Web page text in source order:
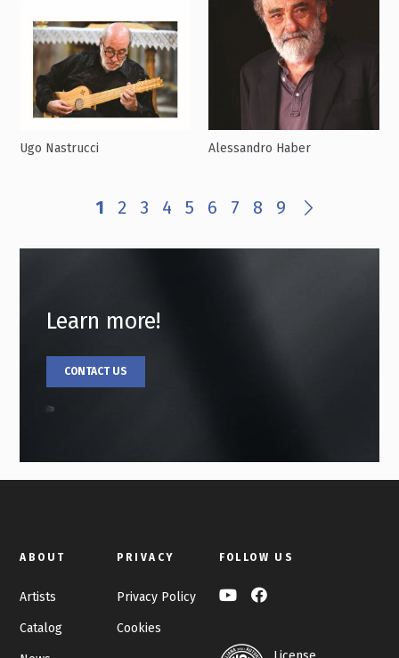
Ugo Nastrucci Alessandro Haber
1 2 3 4 5 6 7 8 9
Learn more!
CONTACT US
ABOUT
Artists
Catalog
PRIVACY
Privacy Policy
Cookies
FOLLOW US